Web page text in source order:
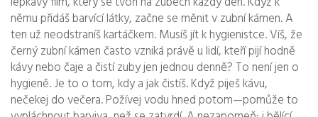
němu přidáš barvící látky, začne se měnit v zubní kámen. A
ten už neodstraníš kartáčkem. Musíš jít k hygienistce. Víš, že
černý zubní kámen často vzniká právě u lidí, kteří pijí hodně
kávy nebo čaje a čistí zuby jen jednou denně? To není jen o
hygieně. Je to o tom, kdy a jak čistíš. Když piješ kávu,
nečekej do večera. Požívej vodu hned potom—pomůže to